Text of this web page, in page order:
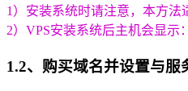
1）安装系统时请注意，本方法
2）VPS安装系统后主机会显示
1.2、购买域名并设置与服